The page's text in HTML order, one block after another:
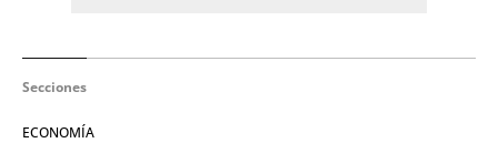
Secciones
ECONOMÍA